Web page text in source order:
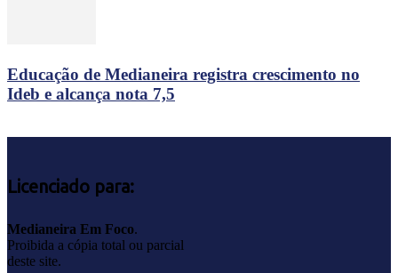
Educação de Medianeira registra crescimento no
Ideb e alcança nota 7,5
Licenciado para:
Medianeira Em Foco.
Proibida a cópia total ou parcial
deste site.